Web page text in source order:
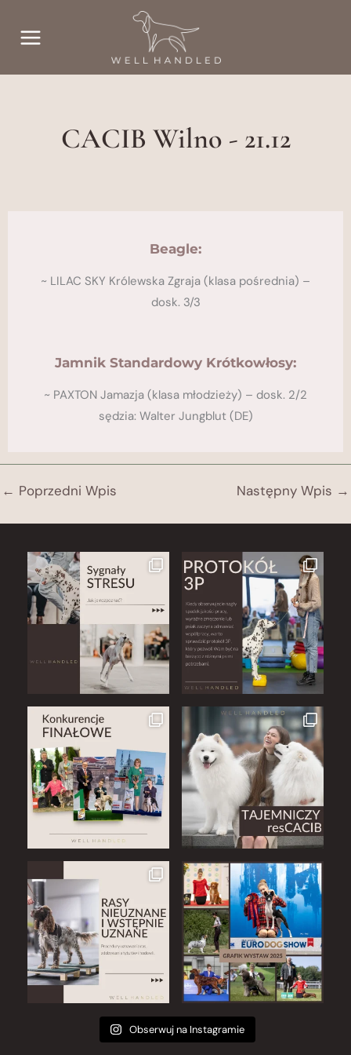
CACIB Wilno - 21.12
Beagle:
~ LILAC SKY Królewska Zgraja (klasa pośrednia) –
dosk. 3/3
Jamnik Standardowy Krótkowłosy:
~ PAXTON Jamazja (klasa młodzieży) – dosk. 2/2
sędzia: Walter Jungblut (DE)
← Poprzedni Wpis Następny Wpis →
Obserwuj na Instagramie